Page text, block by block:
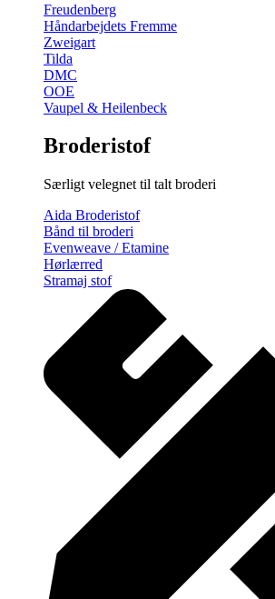
Freudenberg
Håndarbejdets Fremme
Zweigart
Tilda
DMC
OOE
Vaupel & Heilenbeck
Broderistof
Særligt velegnet til talt broderi
Aida Broderistof
Bånd til broderi
Evenweave / Etamine
Hørlærred
Stramaj stof